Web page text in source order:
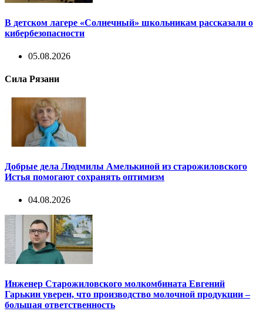
В детском лагере «Солнечный» школьникам рассказали о
кибербезопасности
05.08.2026
Сила Рязани
Добрые дела Людмилы Амелькиной из старожиловского
Истья помогают сохранять оптимизм
04.08.2026
Инженер Старожиловского молкомбината Евгений
Гарькин уверен, что производство молочной продукции –
большая ответственность